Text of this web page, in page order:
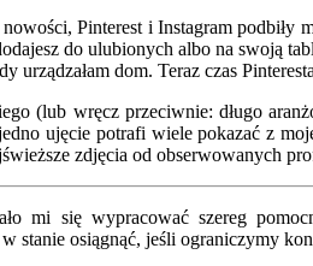
Pinterest i Instagram podbiły
do ulubionych albo na swoją
dom. Teraz czas
(lub wręcz przeciwnie: długo
ujęcie potrafi wiele pokazać z
zdjęcia od obserwowanych
mi się wypracować szereg
stanie osiągnąć, jeśli ograniczymy